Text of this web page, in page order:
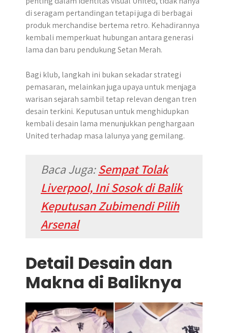
di seragam pertandingan tetapi juga di berbagai
produk merchandise bertema retro. Kehadirannya
kembali memperkuat hubungan antara generasi
lama dan baru pendukung Setan Merah.
Bagi klub, langkah ini bukan sekadar strategi
pemasaran, melainkan juga upaya untuk menjaga
warisan sejarah sambil tetap relevan dengan tren
desain terkini. Keputusan untuk menghidupkan
kembali desain lama menunjukkan penghargaan
United terhadap masa lalunya yang gemilang.
Baca Juga:Sempat Tolak
Liverpool, Ini Sosok di Balik
Keputusan Zubimendi Pilih
Arsenal
Detail Desain dan
Makna di Baliknya